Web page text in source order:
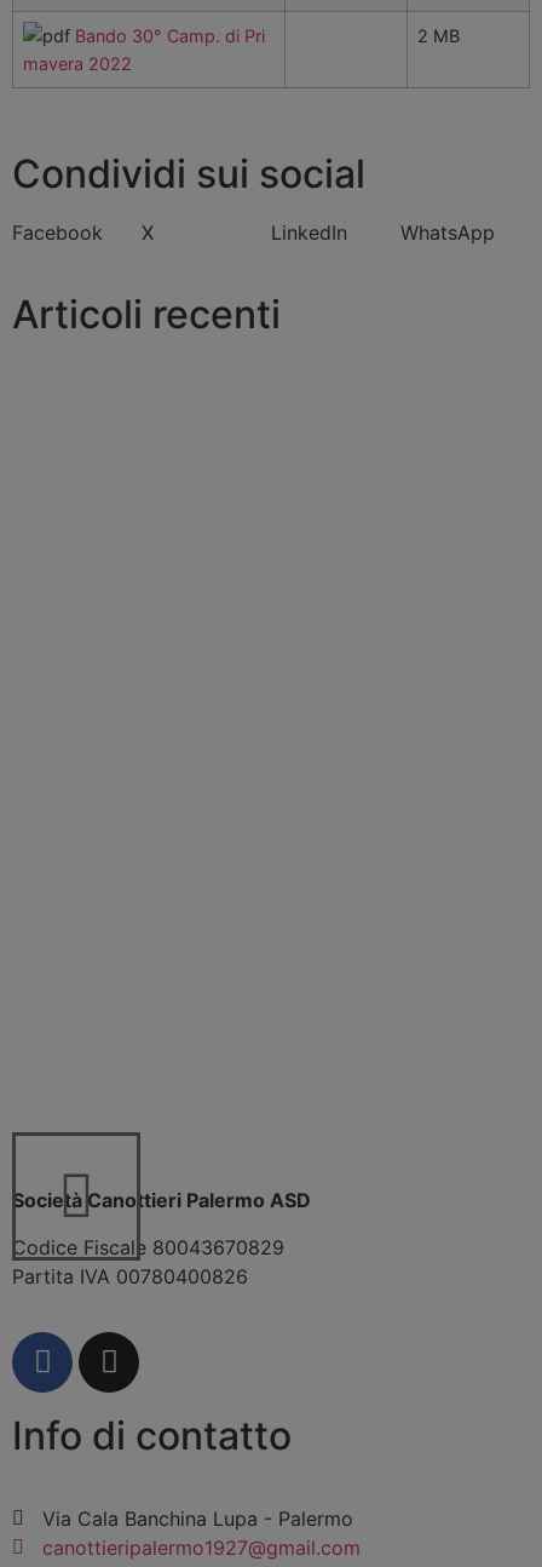
Bando 30° Camp. di Pri
mavera 2022
2 MB
Condividi sui social
Facebook X LinkedIn WhatsApp
Articoli recenti
Società Canottieri Palermo ASD
Codice Fiscale 80043670829
Partita IVA 00780400826
Info di contatto
Via Cala Banchina Lupa - Palermo
canottieripalermo1927@gmail.com